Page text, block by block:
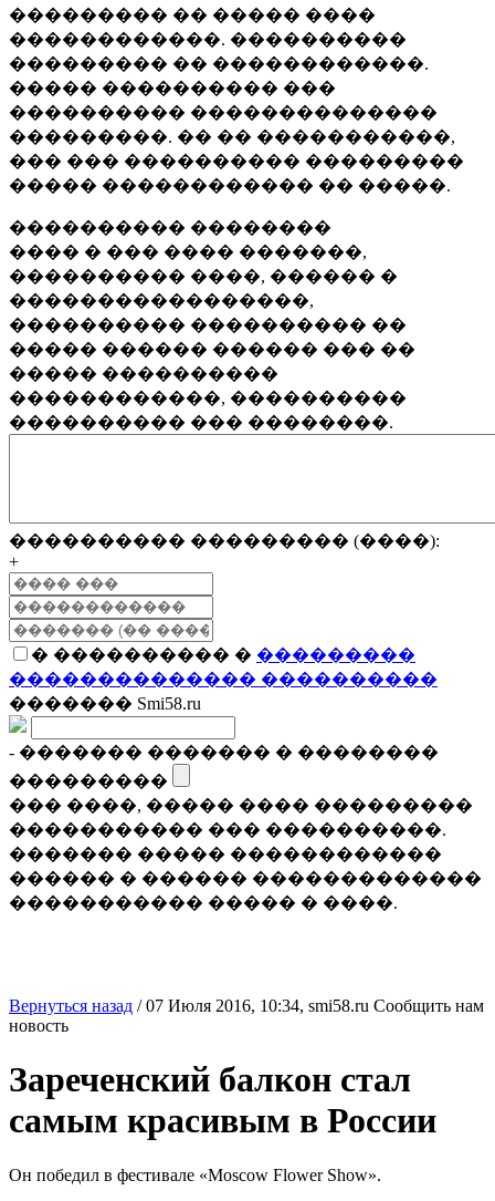
��������� �� ����� ����
������������. ����������
��������� �� ������������.
����� ���������� ���
���������� ��������������
���������. �� �� �����������,
��� ��� ���������� ���������
����� ������������ �� �����.
���������� ��������
���� � ��� ���� �������,
���������� ����, ������ �
�����������������,
���������� ���������� ��
����� ������ ������ ��� ��
����� ����������
������������, ����������
���������� ��� ��������.
���������� ��������� (����):
+
� ���������� � ���������
�������������� ����������
������� Smi58.ru
- ������� ������� � ��������
���������
��� ����, ����� ���� ���������
����������� ��� ����������.
������� ����� ������������
������ � ������ �������������
����������� ����� � ����.
Вернуться назад /07 Июля 2016, 10:34, smi58.ru Сообщить нам
новость
Зареченский балкон стал
самым красивым в России
Он победил в фестивале «Moscow Flower Show».